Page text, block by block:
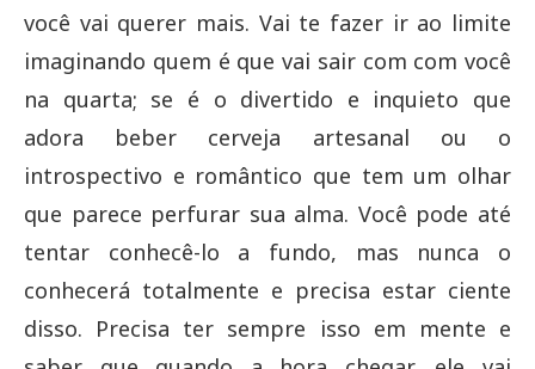
você vai querer mais. Vai te fazer ir ao limite
imaginando quem é que vai sair com com você
na quarta; se é o divertido e inquieto que
adora beber cerveja artesanal ou o
introspectivo e romântico que tem um olhar
que parece perfurar sua alma. Você pode até
tentar conhecê-lo a fundo, mas nunca o
conhecerá totalmente e precisa estar ciente
disso. Precisa ter sempre isso em mente e